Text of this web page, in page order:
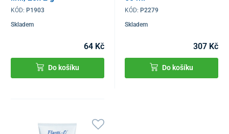
KÓD: P1903
Skladem
64 Kč
Do košíku
KÓD:P2279
Skladem
307 Kč
Do košíku